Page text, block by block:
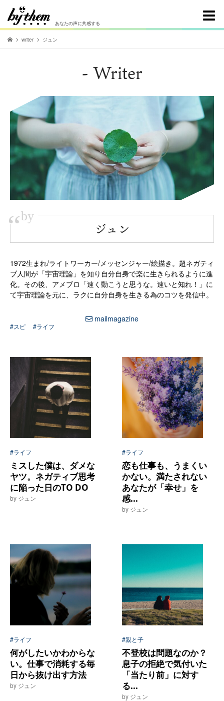
あなたの声に共感する
writer ジュン
- Writer
“by
ジュン
1972生まれ/ライトワーカー/メッセンジャー/絵描き。超ネガティ
ブ人間が「宇宙理論」を知り自分自身で楽に生きられるように進
化。その後、アメブロ「速く動こうと思うな。速いと知れ！」に
て宇宙理論を元に、ラクに自分自身を生きる為のコツを発信中。
mailmagazine
#スピ #ライフ
#ライフ
ミスした僕は、ダメな
ヤツ。ネガティブ思考
に陥った日のTO DO
by ジュン
#ライフ
恋も仕事も、うまくい
かない。満たされない
あなたが「幸せ」を
感...
by ジュン
#ライフ
何がしたいかわからな
い。仕事で消耗する毎
日から抜け出す方法
by ジュン
#親と子
不登校は問題なのか？
息子の拒絶で気付いた
「当たり前」に対す
る...
by ジュン